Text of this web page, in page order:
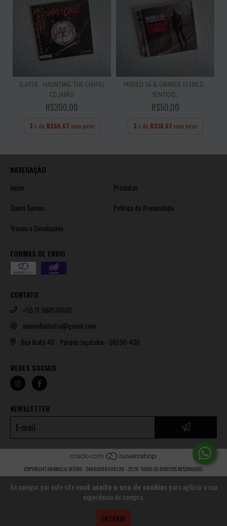
Ao navegar por este sitevocê aceita o uso de cookies para agilizar a sua
experiência de compra.
ENTENDI
SLAYER - HAUNTING THE CHAPEL
CD JAPÃO
R$200,00
3 x de R$66,67 sem juros
MURILO SÁ & GRANDE ELENCO -
SENTIDO...
R$50,00
3 x de R$16,67 sem juros
NAVEGAÇÃO
Início
Produtos
Quem Somos
Política de Privacidade
Trocas e Devoluções
FORMAS DE ENVIO
CONTATO
+55 11 980576501
anomaliadistro@gmail.com
Rua Ibaté 48 - Parque Jaçatuba - 09290-430
REDES SOCIAIS
NEWSLETTER
COPYRIGHT ANOMALIA DISTRO - 24696588000128 - 2026. TODOS OS DIREITOS RESERVADOS.